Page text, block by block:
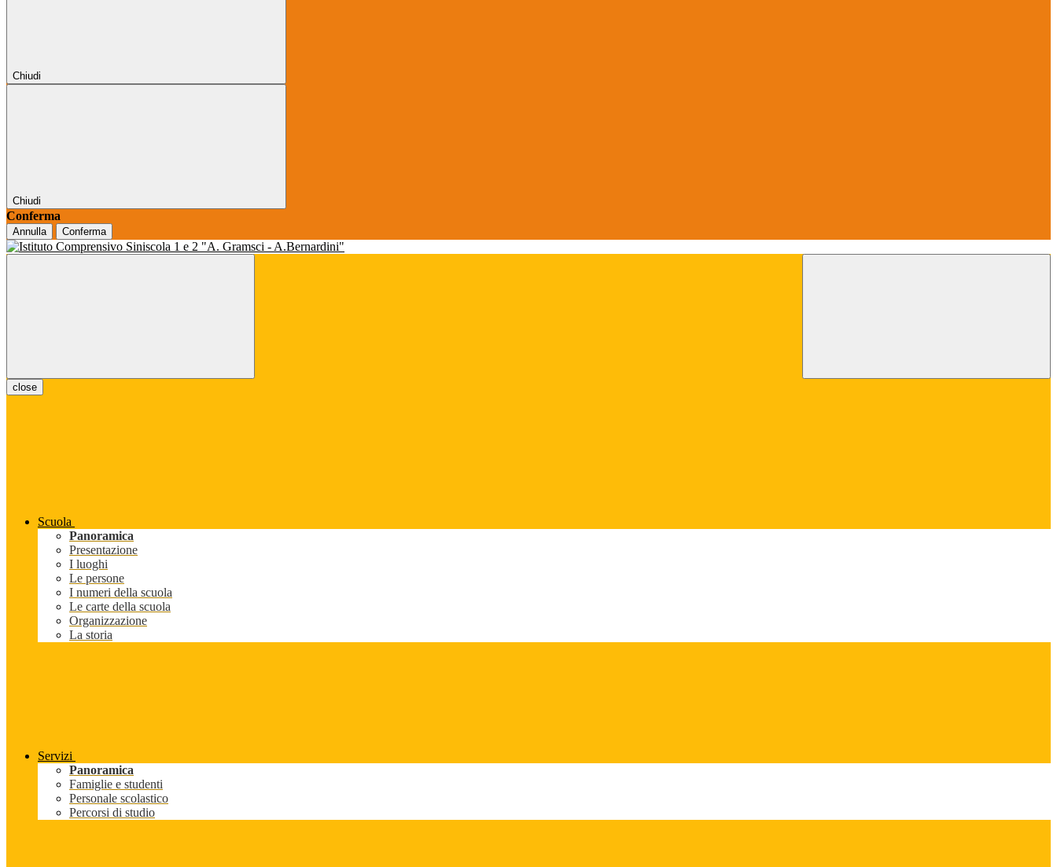
Chiudi
Chiudi
Conferma
Annulla Conferma
close
Scuola
Panoramica
Presentazione
I luoghi
Le persone
I numeri della scuola
Le carte della scuola
Organizzazione
La storia
Servizi
Panoramica
Famiglie e studenti
Personale scolastico
Percorsi di studio